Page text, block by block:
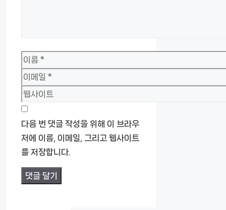
이
름
이
메
일
웹
사
이
트
다음 번 댓글 작성을 위해 이 브라우
저에 이름, 이메일, 그리고 웹사이트
를 저장합니다.